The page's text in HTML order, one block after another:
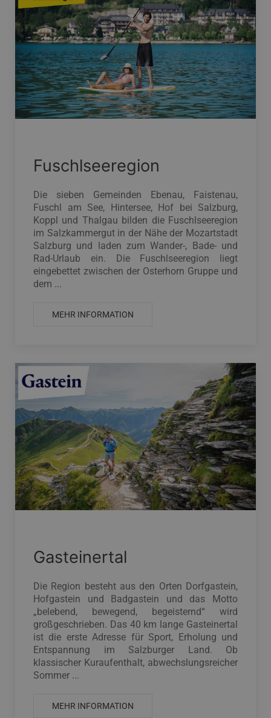
Fuschlseeregion
Die sieben Gemeinden Ebenau, Faistenau,
Fuschl am See, Hintersee, Hof bei Salzburg,
Koppl und Thalgau bilden die Fuschlseeregion
im Salzkammergut in der Nähe der Mozartstadt
Salzburg und laden zum Wander-, Bade- und
Rad-Urlaub ein. Die Fuschlseeregion liegt
eingebettet zwischen der Osterhorn Gruppe und
dem ...
MEHR INFORMATION
Gasteinertal
Die Region besteht aus den Orten Dorfgastein,
Hofgastein und Badgastein und das Motto
„belebend, bewegend, begeisternd“ wird
großgeschrieben. Das 40 km lange Gasteinertal
ist die erste Adresse für Sport, Erholung und
Entspannung im Salzburger Land. Ob
klassischer Kuraufenthalt, abwechslungsreicher
Sommer ...
MEHR INFORMATION